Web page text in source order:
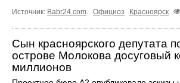
Источник: Babr24.com Официоз Красноярск
Сын красноярского депутата
острове Молокова досуговый
миллионов